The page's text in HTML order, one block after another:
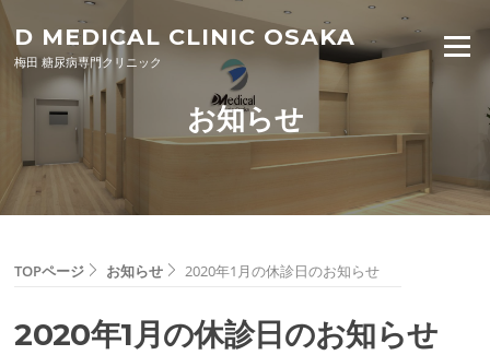
Skip to content
D MEDICAL CLINIC OSAKA
梅田 糖尿病専門クリニック
Menu
お知らせ
TOPページ お知らせ 2020年1月の休診日のお知らせ
2020年1月の休診日のお知らせ